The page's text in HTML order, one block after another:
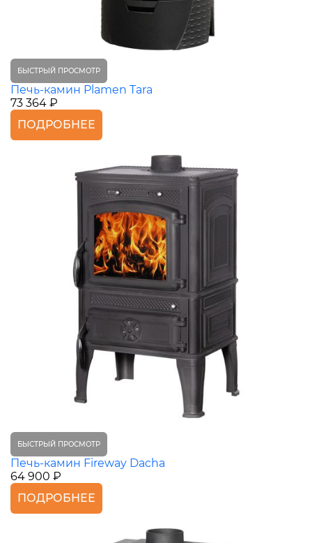
БЫСТРЫЙ ПРОСМОТР
Печь-камин Plamen Tara
73 364 ₽
ПОДРОБНЕЕ
БЫСТРЫЙ ПРОСМОТР
Печь-камин Fireway Dacha
64 900 ₽
ПОДРОБНЕЕ